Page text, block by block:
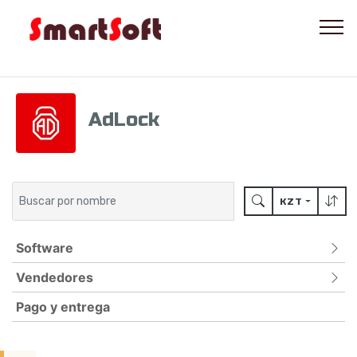
AdLock
KZT
Software
ANTIVIRUS
PARA DISPOSITIVOS MÓVILES
Vendedores
ADLOCK
Pago y entrega